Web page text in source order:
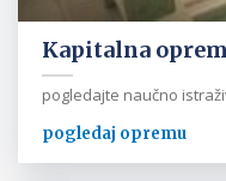
Kapitalna
pogledajte naučno
pogledaj opremu